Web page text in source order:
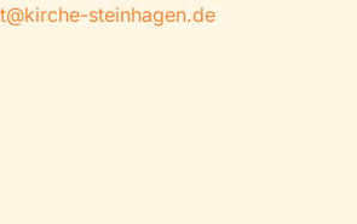
steinhagen.de